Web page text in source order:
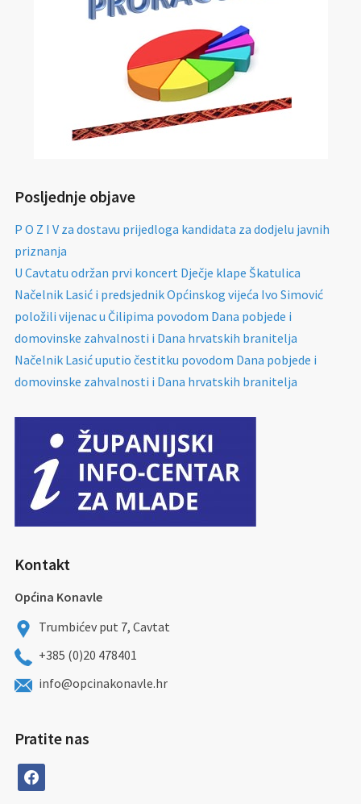
Posljednje objave
P O Z I V za dostavu prijedloga kandidata za dodjelu javnih
priznanja
U Cavtatu održan prvi koncert Dječje klape Škatulica
Načelnik Lasić i predsjednik Općinskog vijeća Ivo Simović
položili vijenac u Čilipima povodom Dana pobjede i
domovinske zahvalnosti i Dana hrvatskih branitelja
Načelnik Lasić uputio čestitku povodom Dana pobjede i
domovinske zahvalnosti i Dana hrvatskih branitelja
Kontakt
Općina Konavle
Trumbićev put 7, Cavtat
+385 (0)20 478401
info@opcinakonavle.hr
Pratite nas
facebook